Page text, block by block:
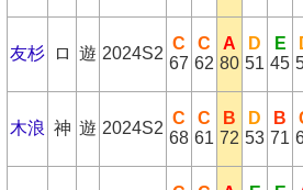
友杉 ロ 遊 2024S2
C
67
C
62
A
80
D
51
E
45
木浪 神 遊 2024S2
C
68
C
61
B
72
D
53
B
71